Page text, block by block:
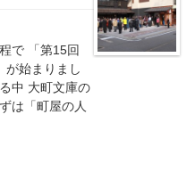
で 「第15回
始まりまし
中 大町文庫の
は「町屋の人